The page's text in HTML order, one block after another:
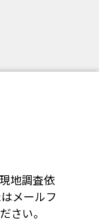
地調査依
メールフ
さい。